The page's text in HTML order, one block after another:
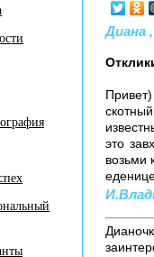
Диана
это
возьми